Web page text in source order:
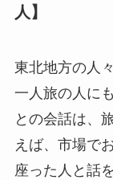
人】
東北地方の人
一人旅の人に
との会話は、
えば、市場で
座った人と話